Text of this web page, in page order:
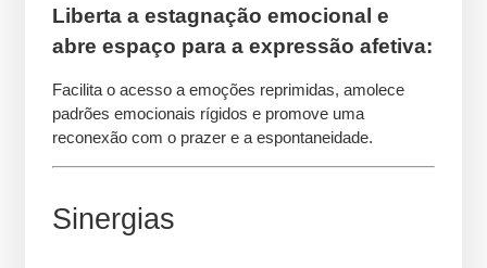
Liberta a estagnação emocional e
abre espaço para a expressão afetiva:
Facilita o acesso a emoções reprimidas, amolece
padrões emocionais rígidos e promove uma
reconexão com o prazer e a espontaneidade.
Sinergias